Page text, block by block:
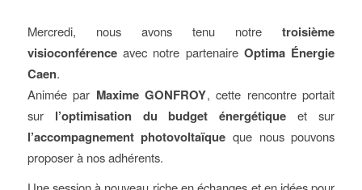
Mercredi, nous avons tenu notretroisième
visioconférenceavec notre partenaireOptima Énergie
Caen.
Animée par Maxime GONFROY, cette rencontre portait
sur l’optimisation du budget énergétique et sur
l’accompagnement photovoltaïque que nous pouvons
proposer à nos adhérents.